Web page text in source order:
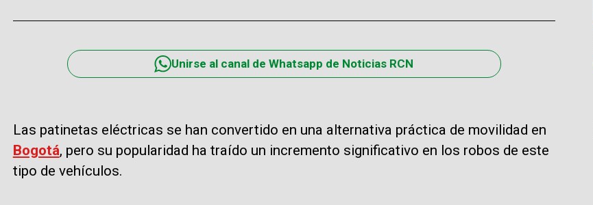
Unirse al canal de Whatsapp de Noticias RCN
Las patinetas eléctricas se han convertido en una alternativa práctica de movilidad en
Bogotá, pero su popularidad ha traído un incremento significativo en los robos de este
tipo de vehículos.